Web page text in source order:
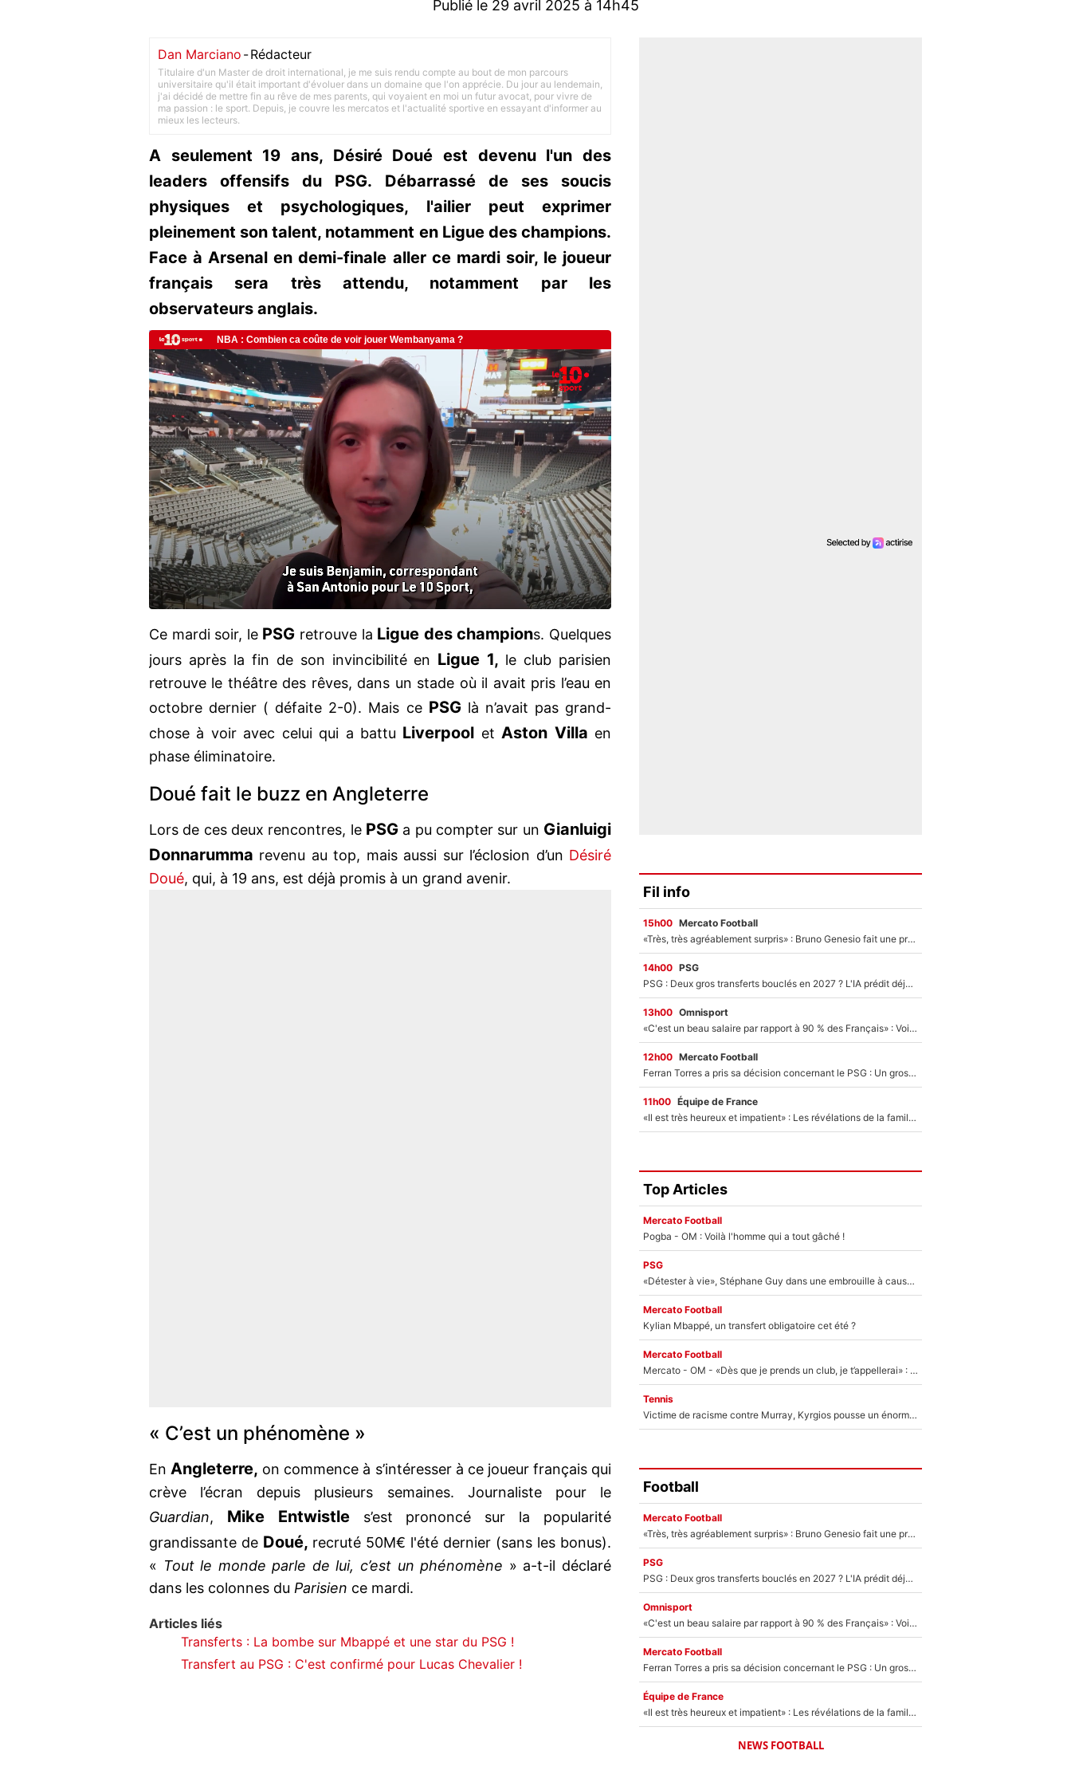
Publié le 29 avril 2025 à 14h45
Dan Marciano -Rédacteur
Titulaire d'un Master de droit international, je me suis rendu compte au bout de mon parcours
universitaire qu'il était important d'évoluer dans un domaine que l'on apprécie. Du jour au lendemain,
j'ai décidé de mettre fin au rêve de mes parents, qui voyaient en moi un futur avocat, pour vivre de
ma passion : le sport. Depuis, je couvre les mercatos et l'actualité sportive en essayant d'informer au
mieux les lecteurs.
A seulement 19 ans, Désiré Doué est devenu l'un des
leaders offensifs du PSG. Débarrassé de ses soucis
physiques et psychologiques, l'ailier peut exprimer
pleinement son talent, notamment en Ligue des champions.
Face à Arsenal en demi-finale aller ce mardi soir, le joueur
français sera très attendu, notamment par les
observateurs anglais.
Ce mardi soir, lePSG retrouve la Ligue des champions. Quelques
jours après la fin de son invincibilité en Ligue 1, le club parisien
retrouve le théâtre des rêves, dans un stade où il avait pris l’eau en
octobre dernier ( défaite 2-0). Mais cePSGlà n’avait pas grand-
chose à voir avec celui qui a battu Liverpool et Aston Villa en
phase éliminatoire.
Doué fait le buzz en Angleterre
Lors de ces deux rencontres, le PSG a pu compter sur un Gianluigi
Donnarumma revenu au top, mais aussi sur l’éclosion d’un Désiré
Doué, qui, à 19 ans, est déjà promis à un grand avenir.
« C’est un phénomène »
EnAngleterre, on commence à s’intéresser à ce joueur français qui
crève l’écran depuis plusieurs semaines. Journaliste pour le
Guardian, Mike Entwistles’est prononcé sur la popularité
grandissante de Doué, recruté 50M€ l'été dernier (sans les bonus).
« Tout le monde parle de lui, c’est un phénomène » a-t-il déclaré
dans les colonnes du Parisien ce mardi.
Articles liés
Transferts : La bombe sur Mbappé et une star du PSG !
Transfert au PSG : C'est confirmé pour Lucas Chevalier !
Fil info
15h00 Mercato Football
«Très, très agréablement surpris» : Bruno Genesio fait une promesse pour la suite du mercato de l’OM et rassure les supporters
14h00 PSG
PSG : Deux gros transferts bouclés en 2027 ? L'IA prédit déjà les deux joueurs qui pourraient rejoindre Luis Enrique !
13h00 Omnisport
«C'est un beau salaire par rapport à 90 % des Français» : Voilà combien touchait Nelson Monfort sur France Télévisions avant de rejoindre CNews
12h00 Mercato Football
Ferran Torres a pris sa décision concernant le PSG : Un gros club étranger prêt à relancer le feuilleton pour la signature du champion du monde 2026 !
11h00 Équipe de France
«Il est très heureux et impatient» : Les révélations de la famille Zidane sur sa prise de pouvoir en équipe de France !
Top Articles
Mercato Football
Pogba - OM : Voilà l'homme qui a tout gâché !
PSG
«Détester à vie», Stéphane Guy dans une embrouille à cause du PSG !
Mercato Football
Kylian Mbappé, un transfert obligatoire cet été ?
Mercato Football
Mercato - OM - «Dès que je prends un club, je t’appellerai» : La promesse de Marcelino au moment de claquer la porte
Tennis
Victime de racisme contre Murray, Kyrgios pousse un énorme coup de gueule !
Football
Mercato Football
«Très, très agréablement surpris» : Bruno Genesio fait une promesse pour la suite du mercato de l’OM et rassure les supporters
PSG
PSG : Deux gros transferts bouclés en 2027 ? L'IA prédit déjà les deux joueurs qui pourraient rejoindre Luis Enrique !
Omnisport
«C'est un beau salaire par rapport à 90 % des Français» : Voilà combien touchait Nelson Monfort sur France Télévisions avant de rejoindre CNews
Mercato Football
Ferran Torres a pris sa décision concernant le PSG : Un gros club étranger prêt à relancer le feuilleton pour la signature du champion du monde 2026 !
Équipe de France
«Il est très heureux et impatient» : Les révélations de la famille Zidane sur sa prise de pouvoir en équipe de France !
NEWS FOOTBALL